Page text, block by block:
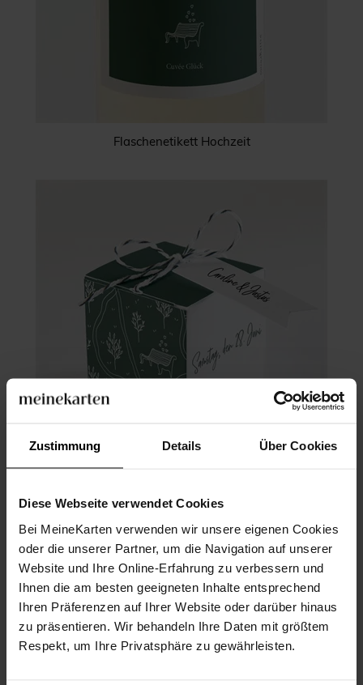
Zustimmung Details Über Cookies
Diese Webseite verwendet Cookies
Bei MeineKarten verwenden wir unsere eigenen Cookies
oder die unserer Partner, um die Navigation auf unserer
Website und Ihre Online-Erfahrung zu verbessern und
Ihnen die am besten geeigneten Inhalte entsprechend
Ihren Präferenzen auf Ihrer Website oder darüber hinaus
zu präsentieren. Wir behandeln Ihre Daten mit größtem
Respekt, um Ihre Privatsphäre zu gewährleisten.
Flaschenetikett Hochzeit